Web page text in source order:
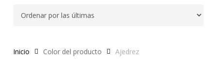
Inicio Color del producto Ajedrez